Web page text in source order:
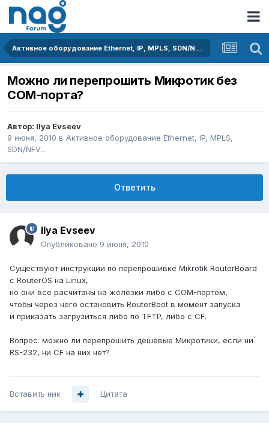
Активное оборудование Ethernet, IP, MPLS, SDN/NFV...
Можно ли перепрошить Микротик без
COM-порта?
Автор: Ilya Evseev
9 июня, 2010 в Активное оборудование Ethernet, IP, MPLS,
SDN/NFV...
Ответить
Ilya Evseev
Опубликовано 9 июня, 2010
Существуют инструкции по перепрошивке Mikrotik RouterBoard
с RouterOS на Linux,
но они все расчитаны на железки либо с COM-портом,
чтобы через него остановить RouterBoot в момент запуска
и приказать загрузиться либо по TFTP, либо с CF.
Вопрос: можно ли перепрошить дешевые Микротики, если ни
RS-232, ни CF на них нет?
Вставить ник Цитата